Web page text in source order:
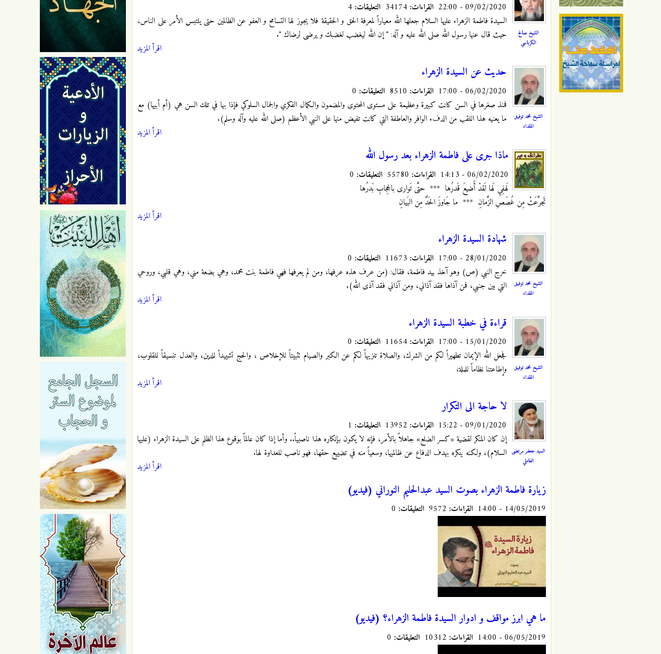
الشيخ صالح
الكرباسي
09/02/2020 - 22:00 القراءات: التعليقات:
السيدة فاطمة الزهراء عليها السلام جعلها الله معياراً لمعرفة الحق و الحقيقة فلا يجوز لها التسامح و العفو عن الظالمين حتى يلتبس الأمر على الناس،
حيث قال عنها رسول الله صلى الله عليه و آله: " إن الله ليغضب لغضبك و يرضى لرضاك ".
اقرأ المزيد
الشيخ محمد توفيق
المقداد
حديث عن السيدة الزهراء
06/02/2020 - 17:00 القراءات: التعليقات:
فمنذ صغرها في السن كانت كبيرة وعظيمة على مستوى المحتوى والمضمون والكمال الفكري والجمال السلوكي فإذا بها في تلك السن هي (أم أبيها) مع
ما يعنيه هذا اللقب من الدفء الوافر والعاطفة التي كانت تفيض منها على النبي الأعظم (صلى الله عليه وآله وسلم).
اقرأ المزيد
ماذا جرى على فاطمة الزهراء بعد رسول الله
06/02/2020 - 14:13 القراءات: التعليقات:
لَهفِي لَها لَقدْ أُضيعَ قَدرُها *** حتَّى تَوارى بالحِجابِ بَدرُها
تَجرَّعَتْ مِن غُصَصِ الزَّمانِ *** ما جَاوزَ الحَدَّ مِن البَيانِ
اقرأ المزيد
الشيخ محمد توفيق
المقداد
شهادة السيدة الزهراء
28/01/2020 - 17:00 القراءات: التعليقات:
خرج النبي (ص) وهو آخذ بيد فاطمة، فقال: (من عرف هذه عرفها، ومن لم يعرفها فهي فاطمة بنت محمد، وهي بضعة مني، وهي قلبي، وروحي
التي بين جنبي، فمن آذاها فقد آذاني، ومن آذاني فقد آذى الله).
اقرأ المزيد
الشيخ محمد توفيق
المقداد
قراءة في خطبة السيدة الزهراء
15/01/2020 - 17:00 القراءات: التعليقات:
فجعل الله الإيمان تطهيراً لكم من الشرك، والصلاة تنزيهاً لكم عن الكبر والصيام تثبيتاً للإخلاص ، والحج تشييداً للدين، والعدل تنسيقاً للقلوب،
وإطاعتنا نظاماً للملة،
اقرأ المزيد
السيد جعفر مرتضى
العاملي
لا حاجة الى التكرار
09/01/2020 - 15:22 القراءات: التعليقات:
إن كان المنكر لقضية «كسر الضلع» جاهلاً بالأمر، فإنه لا يكون بإنكاره هذا ناصبياً.. وأما إذا كان عالماً بوقوع هذا الظلم على السيدة الزهراء (عليها
السلام)، ولكنه ينكره بهدف الدفاع عن ظالميها، وسعياً منه في تضييع حقها، فهو ناصب للعداوة لها.
اقرأ المزيد
زيارة فاطمة الزهراء بصوت السيد عبدالحليم النوراني (فيديو)
14/05/2019 - 14:00 القراءات: التعليقات:
ما هي ابرز مواقف و ادوار السيدة فاطمة الزهراء؟ (فيديو)
06/05/2019 - 14:00 القراءات: التعليقات: